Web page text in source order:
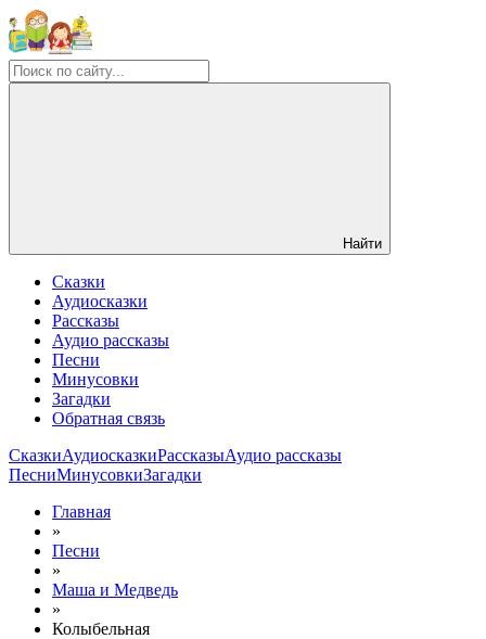
Найти
Сказки
Аудиосказки
Рассказы
Аудио рассказы
Песни
Минусовки
Загадки
Обратная связь
СказкиАудиосказкиРассказыАудио рассказы
ПесниМинусовкиЗагадки
Главная
»
Песни
»
Маша и Медведь
»
Колыбельная